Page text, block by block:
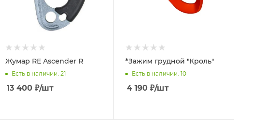
Жумар RE Ascender R
Есть в наличии: 21
13 400 ₽/шт
*Зажим грудной "Кроль"
Есть в наличии: 10
4 190 ₽/шт